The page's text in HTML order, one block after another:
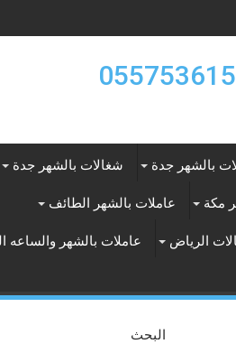
بالشهر جدة شغالات بالشهر جدة
مكة عاملات بالشهر الطائف
الرياض عاملات بالشهر والساعه
البحث